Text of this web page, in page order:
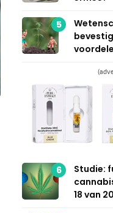
5
6
Studie:
18 van